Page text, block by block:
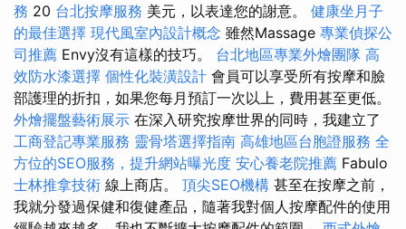
務 20 台北按摩服務 美元，以表達您的謝意。 健康坐月子
的最佳選擇 現代風室內設計概念 雖然Massage 專業偵探公
司推薦 Envy沒有這樣的技巧。 台北地區專業外燴團隊 高
效防水漆選擇 個性化裝潢設計 會員可以享受所有按摩和臉
部護理的折扣，如果您每月預訂一次以上，費用甚至更低。
外燴擺盤藝術展示 在深入研究按摩世界的同時，我建立了
工商登記專業服務 靈骨塔選擇指南 高雄地區台胞證服務 全
方位的SEO服務，提升網站曝光度 安心養老院推薦 Fabulo
士林推拿技術 線上商店。 頂尖SEO機構 甚至在按摩之前，
我就分發過保健和復健產品，隨著我對個人按摩配件的使用